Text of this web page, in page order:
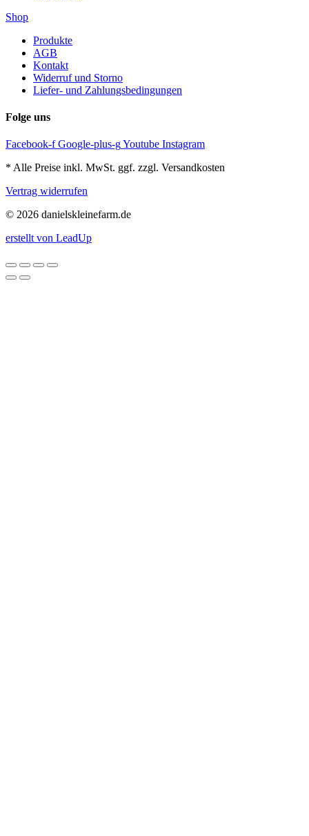
Shop
Produkte
AGB
Kontakt
Widerruf und Storno
Liefer- und Zahlungsbedingungen
Folge uns
Facebook-f Google-plus-gYoutube Instagram
* Alle Preise inkl. MwSt. ggf. zzgl. Versandkosten
Vertrag widerrufen
© 2026 danielskleinefarm.de
erstellt von LeadUp